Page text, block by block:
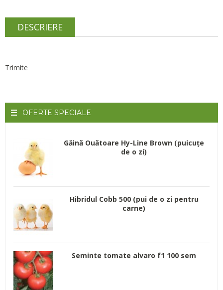
DESCRIERE
Trimite
OFERTE SPECIALE
Găină Ouătoare Hy-Line Brown (puicuțe
de o zi)
Hibridul Cobb 500 (pui de o zi pentru
carne)
Seminte tomate alvaro f1 100 sem